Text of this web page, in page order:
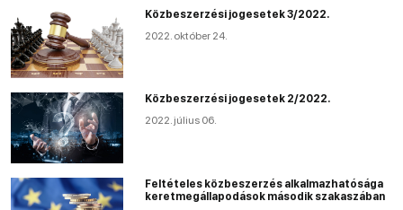
Közbeszerzési jogesetek 3/2022.
2022. október 24.
Közbeszerzési jogesetek 2/2022.
2022. július 06.
Feltételes közbeszerzés alkalmazhatósága
keretmegállapodások második szakaszában